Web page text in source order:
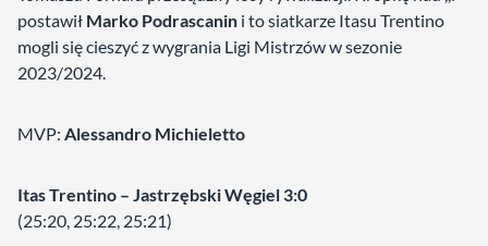
postawił Marko Podrascanin i to siatkarze Itasu Trentino
mogli się cieszyć z wygrania Ligi Mistrzów w sezonie
2023/2024.
MVP: Alessandro Michieletto
Itas Trentino – Jastrzębski Węgiel 3:0
(25:20, 25:22, 25:21)